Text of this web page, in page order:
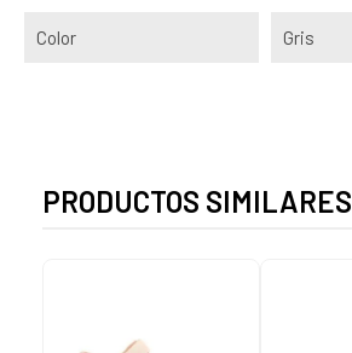
Color Gris
PRODUCTOS SIMILARES